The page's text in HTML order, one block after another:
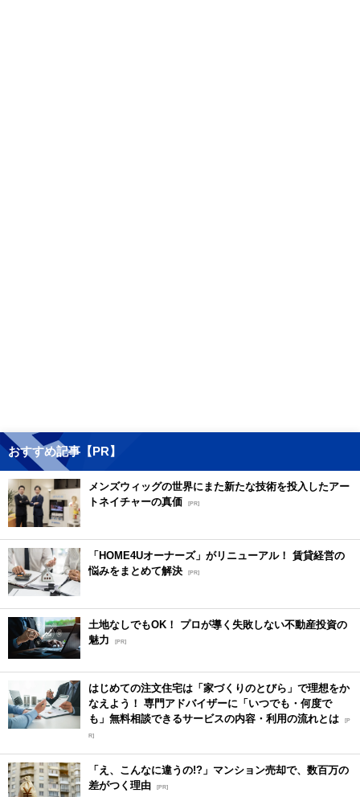
おすすめ記事【PR】
メンズウィッグの世界にまた新たな技術を投入したアー
トネイチャーの真価 [PR]
「HOME4Uオーナーズ」がリニューアル！ 賃貸経営の
悩みをまとめて解決 [PR]
土地なしでもOK！ プロが導く失敗しない不動産投資の
魅力
[PR]
はじめての注文住宅は「家づくりのとびら」で理想をか
なえよう！ 専門アドバイザーに「いつでも・何度で
も」無料相談できるサービスの内容・利用の流れとは [P
R]
「え、こんなに違うの!?」マンション売却で、数百万の
差がつく理由 [PR]